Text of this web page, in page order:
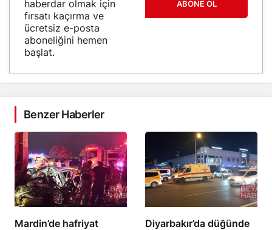
haberdar olmak için
fırsatı kaçırma ve
ücretsiz e-posta
aboneliğini hemen
başlat.
ABONE OL
Benzer Haberler
Mardin’de hafriyat
Diyarbakır’da düğünde